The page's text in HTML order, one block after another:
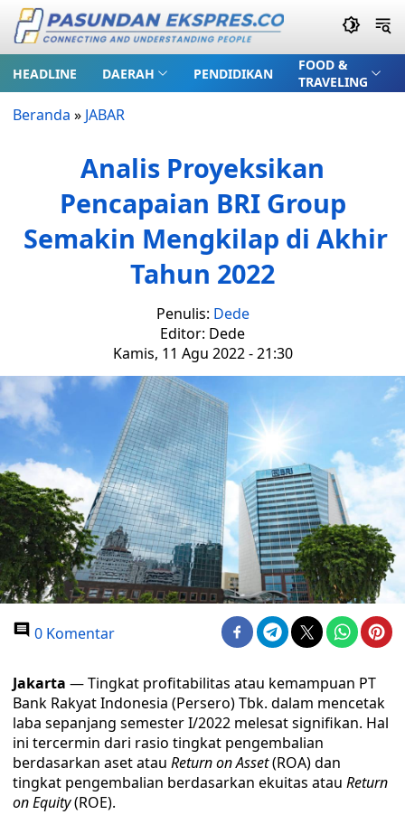
HEADLINE DAERAH PENDIDIKAN
FOOD &
TRAVELING
Beranda » JABAR
Analis Proyeksikan
Pencapaian BRI Group
Semakin Mengkilap di Akhir
Tahun 2022
Penulis: Dede
Editor: Dede
Kamis, 11 Agu 2022 - 21:30
0 Komentar
Jakarta — Tingkat profitabilitas atau kemampuan PT
Bank Rakyat Indonesia (Persero) Tbk. dalam mencetak
laba sepanjang semester I/2022 melesat signifikan. Hal
ini tercermin dari rasio tingkat pengembalian
berdasarkan aset atau Return on Asset(ROA) dan
tingkat pengembalian berdasarkan ekuitas atau Return
on Equity(ROE).